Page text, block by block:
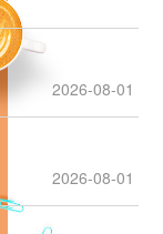
2026-08-01
2026-08-01